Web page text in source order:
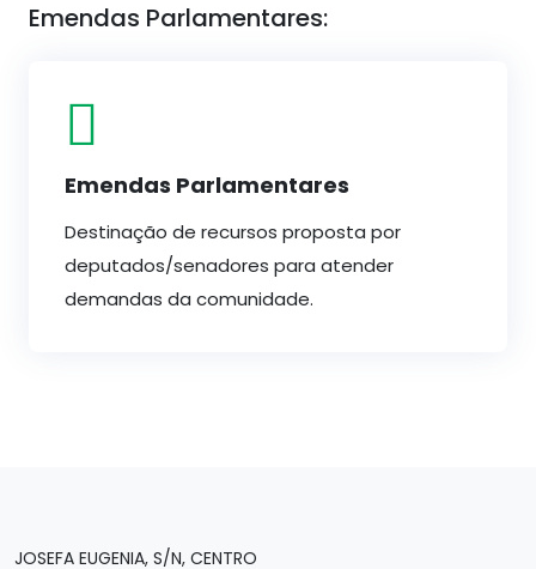
Emendas Parlamentares:
Emendas Parlamentares
Destinação de recursos proposta por
deputados/senadores para atender
demandas da comunidade.
JOSEFA EUGENIA, S/N, CENTRO